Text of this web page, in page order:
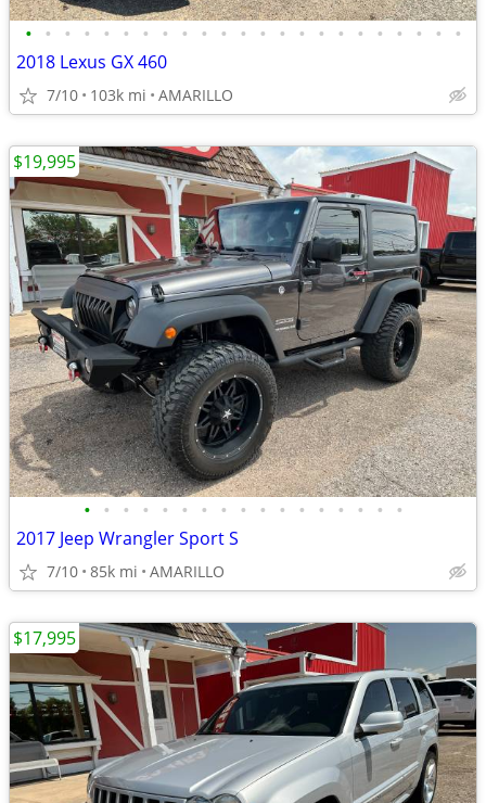
• • • • • • • • • • • • • • • • • • • • • • •
2018 Lexus GX 460
7/10 103k mi AMARILLO
• • • • • • • • • • • • • • • • •
2017 Jeep Wrangler Sport S
7/10 85k mi AMARILLO
$19,995
$17,995